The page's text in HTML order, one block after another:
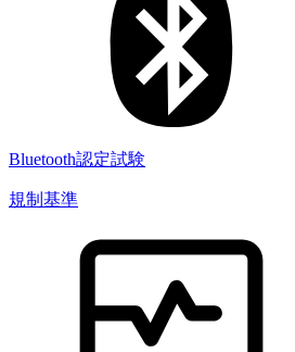
Bluetooth認定試験
規制基準